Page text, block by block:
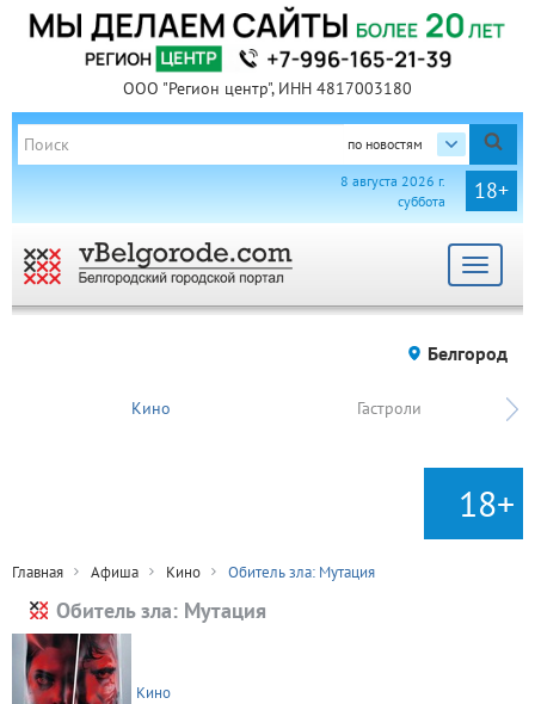
ООО "Регион центр", ИНН 4817003180
по новостям
18+
8 августа 2026 г.
суббота
Toggle
Белгород
Кино Гастроли
18+
Главная Афиша Кино Обитель зла: Мутация
Обитель зла: Мутация
Кино